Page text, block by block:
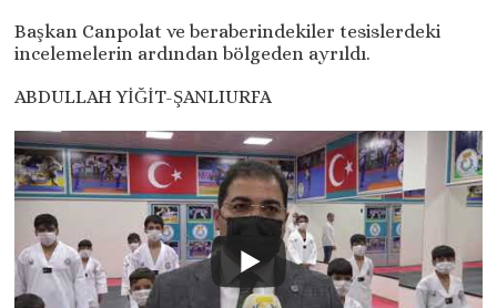
Başkan Canpolat ve beraberindekiler tesislerdeki
incelemelerin ardından bölgeden ayrıldı.
ABDULLAH YİĞİT-ŞANLIURFA